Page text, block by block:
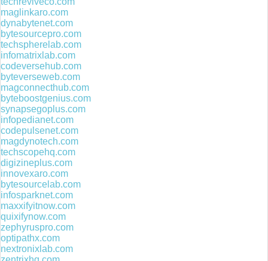
maglinkaro.com
dynabytenet.com
bytesourcepro.com
techspherelab.com
infomatrixlab.com
codeversehub.com
byteverseweb.com
magconnecthub.com
byteboostgenius.com
synapsegoplus.com
infopedianet.com
codepulsenet.com
magdynotech.com
techscopehq.com
digizineplus.com
innovexaro.com
bytesourcelab.com
infosparknet.com
maxxifyitnow.com
quixifynow.com
zephyruspro.com
optipathx.com
nextronixlab.com